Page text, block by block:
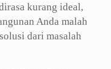
kurang ideal,
Anda malah
dari masalah